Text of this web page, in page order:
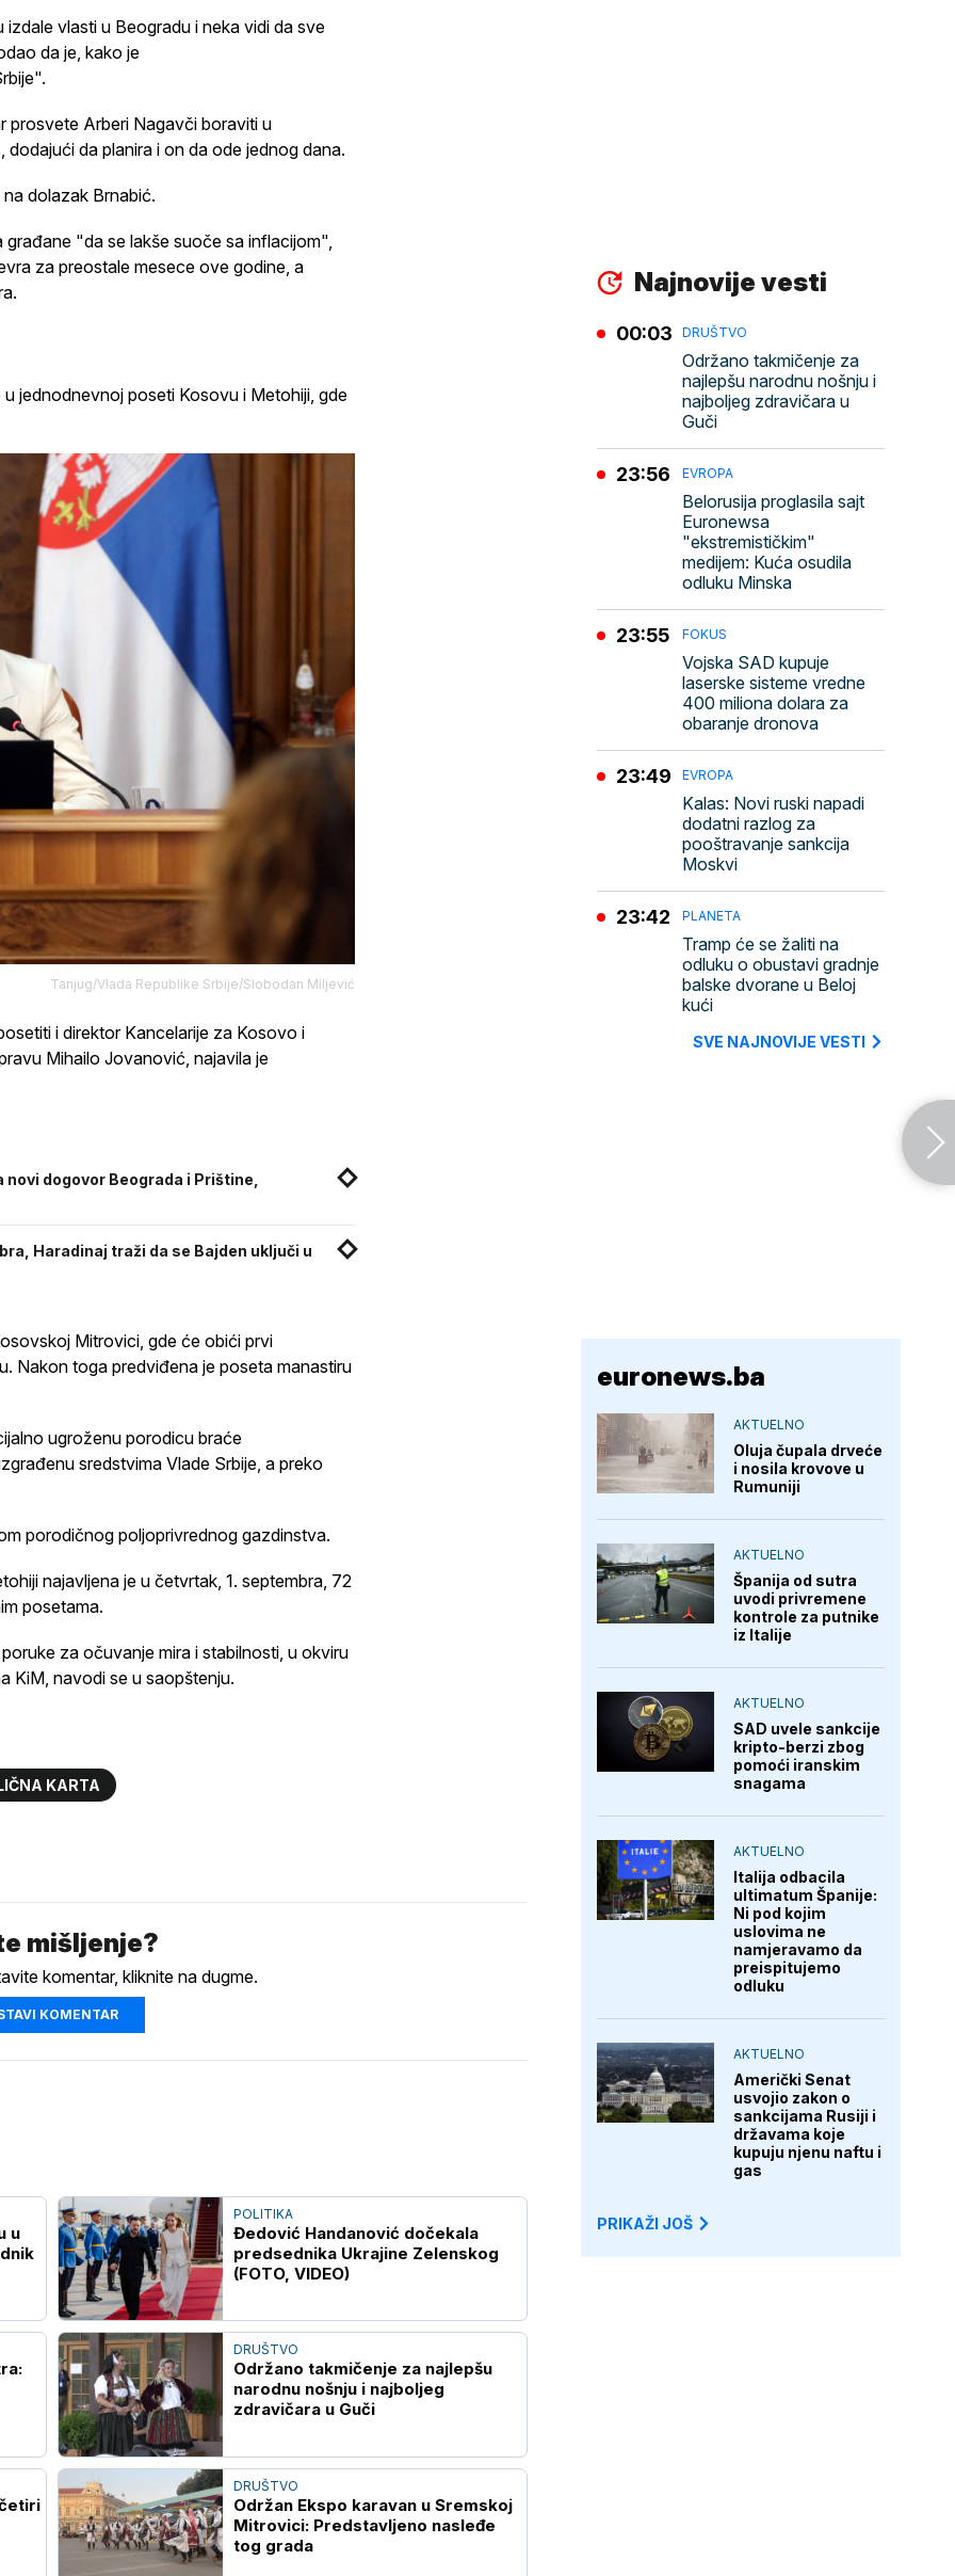
vlasti u Beogradu i neka vidi da sve
da je, kako je
prosvete Arberi Nagavči boraviti u
da planira i on da ode jednog dana.
dolazak Brnabić.
"da se lakše suoče sa inflacijom",
za preostale mesece ove godine, a
jednodnevnoj poseti Kosovu i Metohiji, gde
Tanjug/Vlada Republike Srbije/Slobodan Miljević
i direktor Kancelarije za Kosovo i
Mihailo Jovanović, najavila je
dogovor Beograda i Prištine,
Haradinaj traži da se Bajden uključi u
Mitrovici, gde će obići prvi
Nakon toga predviđena je poseta manastiru
ugroženu porodicu braće
sredstvima Vlade Srbije, a preko
porodičnog poljoprivrednog gazdinstva.
najavljena je u četvrtak, 1. septembra, 72
posetama.
za očuvanje mira i stabilnosti, u okviru
KiM, navodi se u saopštenju.
KARTA
mišljenje?
komentar, kliknite na dugme.
KOMENTAR
u
POLITIKA
Đedović Handanović dočekala
predsednika Ukrajine Zelenskog
(FOTO, VIDEO)
DRUŠTVO
Održano takmičenje za najlepšu
narodnu nošnju i najboljeg
zdravičara u Guči
DRUŠTVO
Održan Ekspo karavan u Sremskoj
Mitrovici: Predstavljeno nasleđe
tog grada
Najnovije vesti
DRUŠTVO
Održano takmičenje za
najlepšu narodnu nošnju i
najboljeg zdravičara u
Guči
00:03
EVROPA
Belorusija proglasila sajt
Euronewsa
"ekstremističkim"
medijem: Kuća osudila
odluku Minska
23:56
FOKUS
Vojska SAD kupuje
laserske sisteme vredne
400 miliona dolara za
obaranje dronova
23:55
EVROPA
Kalas: Novi ruski napadi
dodatni razlog za
pooštravanje sankcija
Moskvi
23:49
PLANETA
Tramp će se žaliti na
odluku o obustavi gradnje
balske dvorane u Beloj
kući
23:42
SVE NAJNOVIJE VESTI
euronews.ba
AKTUELNO
Oluja čupala drveće
i nosila krovove u
Rumuniji
AKTUELNO
Španija od sutra
uvodi privremene
kontrole za putnike
iz Italije
AKTUELNO
SAD uvele sankcije
kripto-berzi zbog
pomoći iranskim
snagama
AKTUELNO
Italija odbacila
ultimatum Španije:
Ni pod kojim
uslovima ne
namjeravamo da
preispitujemo
odluku
AKTUELNO
Američki Senat
usvojio zakon o
sankcijama Rusiji i
državama koje
kupuju njenu naftu i
gas
PRIKAŽI JOŠ